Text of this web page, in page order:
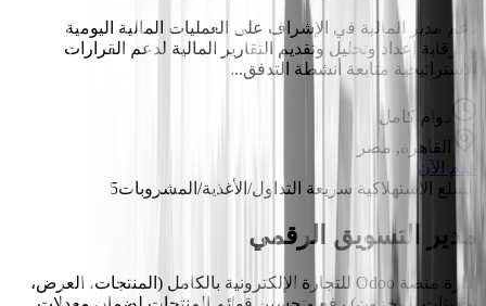
دعم مدير المالية في الإشراف على العمليات المالية اليومية
والرقابة إعداد وتحليل وتقديم التقارير المالية لدعم القرارات
الاستراتيجية متابعة أنشطة التدفق...
دوام كامل
القاهرة, مصر
قدم الآن
السلع الاستهلاكية سريعة التداول/الأغذية/المشروبات5
مدير التسويق الرقمي
إدارة منصة Odoo للتجارة الإلكترونية بالكامل (المنتجات، العرض،